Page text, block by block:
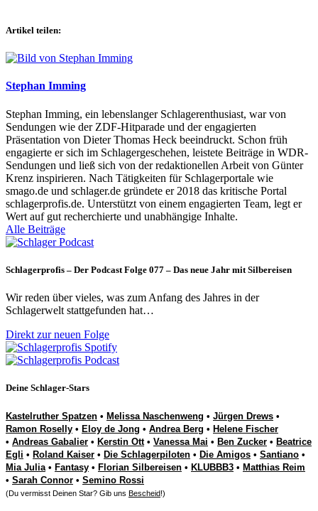
Artikel teilen:
Stephan Imming
Stephan Imming, ein lebenslanger Schlagerenthusiast, war von
Sendungen wie der ZDF-Hitparade und der engagierten
Präsentation von Dieter Thomas Heck beeindruckt. Schon früh
engagierte er sich im Schlagergeschehen, leistete Beiträge in WDR-
Sendungen und ließ sich von der redaktionellen Arbeit von Günter
Krenz inspirieren. Nach Tätigkeiten für Schlagerportale wie
smago.de und schlager.de gründete er 2018 das kritische Portal
schlagerprofis.de. Unterstützt von einem engagierten Team, legt er
Wert auf gut recherchierte und unabhängige Inhalte.
Alle Beiträge
Schlagerprofis – Der Podcast Folge 077 – Das neue Jahr mit Silbereisen
Wir reden über vieles, was zum Anfang des Jahres in der
Schlagerwelt stattgefunden hat…
Direkt zur neuen Folge
Deine Schlager-Stars
Kastelruther Spatzen • Melissa Naschenweng • Jürgen Drews •
Ramon Roselly • Eloy de Jong • Andrea Berg • Helene Fischer
• Andreas Gabalier • Kerstin Ott• Vanessa Mai • Ben Zucker • Beatrice
Egli • Roland Kaiser • Die Schlagerpiloten • Die Amigos • Santiano •
Mia Julia• Fantasy • Florian Silbereisen • KLUBBB3 • Matthias Reim
• Sarah Connor • Semino Rossi
(Du vermisst Deinen Star? Gib uns Bescheid!)